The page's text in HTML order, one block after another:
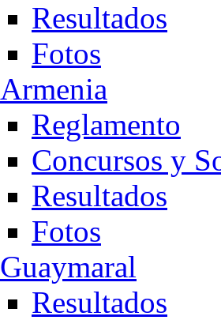
Resultados
Fotos
Armenia
Reglamento
Concursos y
Resultados
Fotos
Guaymaral
Resultados